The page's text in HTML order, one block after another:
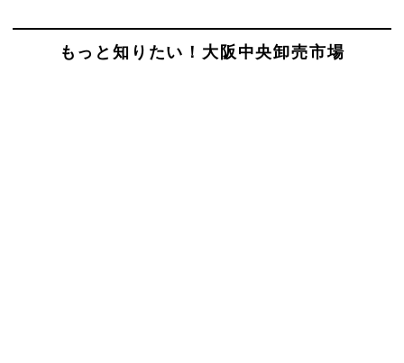
もっと知りたい！大阪中央卸売市場